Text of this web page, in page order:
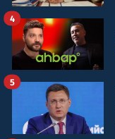
4
5